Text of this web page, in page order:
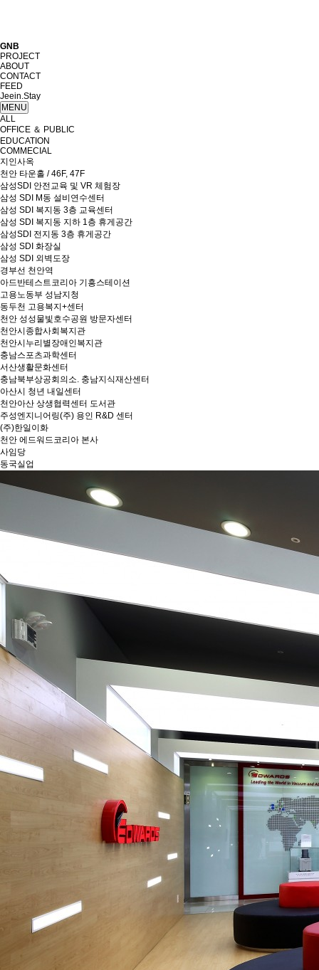
GNB
PROJECT
ABOUT
CONTACT
FEED
Jeein.Stay
MENU
ALL
OFFICE ＆ PUBLIC
EDUCATION
COMMECIAL
지인사옥
천안 타운홀 / 46F, 47F
삼성SDI 안전교육 및 VR 체험장
삼성 SDI M동 설비연수센터
삼성 SDI 복지동 3층 교육센터
삼성 SDI 복지동 지하 1층 휴게공간
삼성SDI 전지동 3층 휴게공간
삼성 SDI 화장실
삼성 SDI 외벽도장
경부선 천안역
아드반테스트코리아 기흥스테이션
고용노동부 성남지청
동두천 고용복지+센터
천안 성성물빛호수공원 방문자센터
천안시종합사회복지관
천안시누리별장애인복지관
충남스포츠과학센터
서산생활문화센터
충남북부상공회의소. 충남지식재산센터
아산시 청년 내일센터
천안아산 상생협력센터 도서관
주성엔지니어링(주) 용인 R&D 센터
(주)한일이화
천안 에드워드코리아 본사
사임당
동국실업